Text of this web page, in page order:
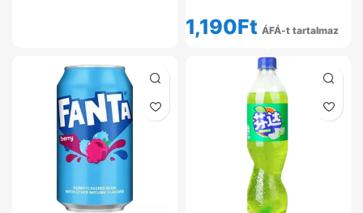
1,190Ft ÁFÁ-t tartalmaz